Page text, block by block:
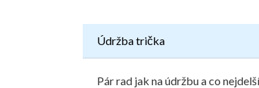
Údržba trička
Pár rad jak na údržbu a co